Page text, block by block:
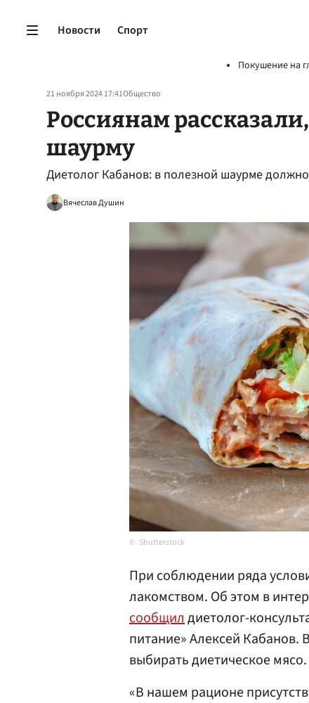
Новости Спорт
Покушение на
21 ноября 2024 17:41Общество
Россиянам
шаурму
Диетолог Кабанов: в полезной шаурме
Вячеслав Душин
Shutterstock
При соблюдении ряда
лакомством. Об этом в
сообщилдиетолог-
питание» Алексей Кабанов.
выбирать диетическое мясо.
«В нашем рационе